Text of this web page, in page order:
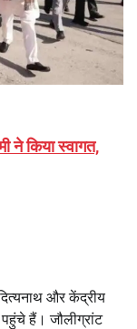
ने किया स्वागत,
और केंद्रीय
हैं। जौलीग्रांट